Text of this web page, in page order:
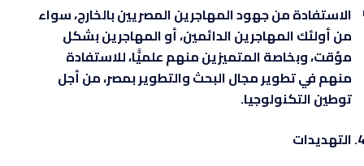
الاستفادة من جهود المهاجرين المصريين بالخارج، سواء
من أولئك المهاجرين الدائمين، أو المهاجرين بشكل
مؤقت، وبخاصة المتميزين منهم علميًّا، للاستفادة
منهم في تطوير مجال البحث والتطوير بمصر، من أجل
توطين التكنولوجيا.
التهديدات